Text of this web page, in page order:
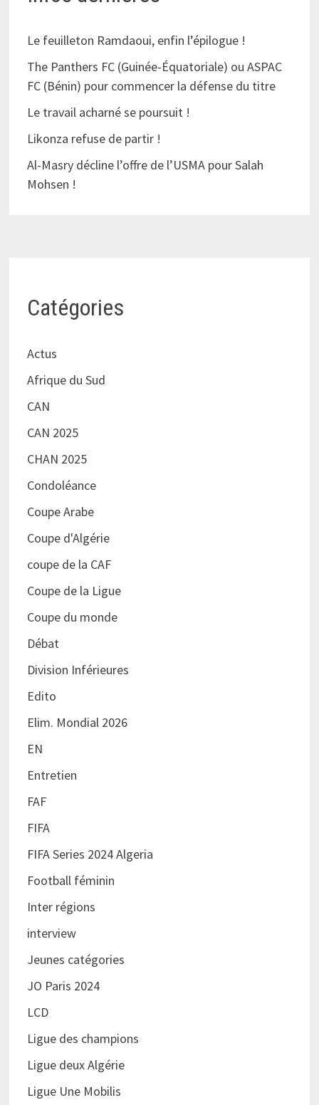
Le feuilleton Ramdaoui, enfin l’épilogue !
The Panthers FC (Guinée-Équatoriale) ou ASPAC
FC (Bénin) pour commencer la défense du titre
Le travail acharné se poursuit !
Likonza refuse de partir !
Al-Masry décline l’offre de l’USMA pour Salah
Mohsen !
Catégories
Actus
Afrique du Sud
CAN
CAN 2025
CHAN 2025
Condoléance
Coupe Arabe
Coupe d'Algérie
coupe de la CAF
Coupe de la Ligue
Coupe du monde
Débat
Division Inférieures
Edito
Elim. Mondial 2026
EN
Entretien
FAF
FIFA
FIFA Series 2024 Algeria
Football féminin
Inter régions
interview
Jeunes catégories
JO Paris 2024
LCD
Ligue des champions
Ligue deux Algérie
Ligue Une Mobilis